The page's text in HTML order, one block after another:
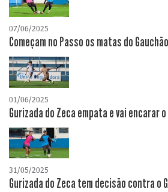
07/06/2025
Começam no Passo os matas do
01/06/2025
Gurizada do Zeca empata e vai encarar
31/05/2025
Gurizada do Zeca tem decisão contra o